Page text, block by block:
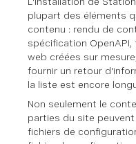
plupart des éléments
contenu : rendu de
spécification
web créées sur
fournir un retour
la liste est encore
Non seulement le
parties du site
fichiers de